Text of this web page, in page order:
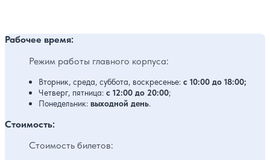
Рабочее время:
Режим работы главного корпуса:
Вторник, среда, суббота, воскресенье: с 10:00 до 18:00;
Четверг, пятница: с 12:00 до 20:00;
Понедельник: выходной день.
Стоимость:
Стоимость билетов: